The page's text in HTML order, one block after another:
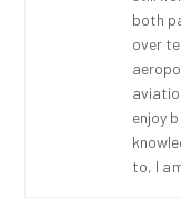
both
over
enjoy
to, I